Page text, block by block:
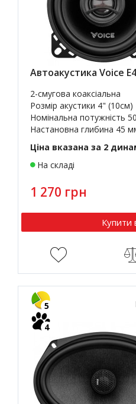
Автоакустика Voice
2-смугова коаксіальна
Розмір акустики 4" (10см)
Номінальна потужність
Настановна глибина 45
Ціна вказана за 2
На складі
1 270 грн
Купити
5
4